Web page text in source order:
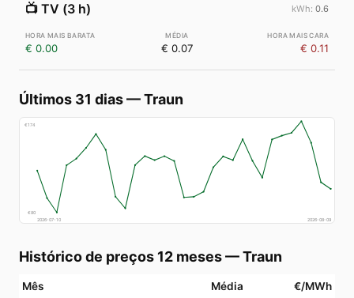
📺 TV (3 h) 0.6
€ 0.00 € 0.07 € 0.11
Últimos 31 dias—Traun
€174
€80
2026-07-10
2026-08-09
Histórico de preços 12 meses—Traun
Mês Média €/MWh